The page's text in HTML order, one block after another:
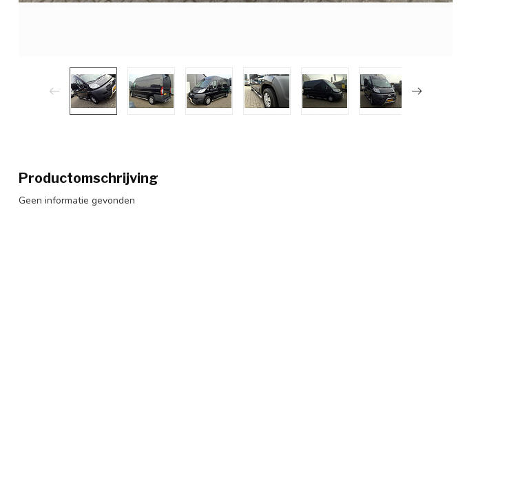
Productomschrijving
Geen informatie gevonden